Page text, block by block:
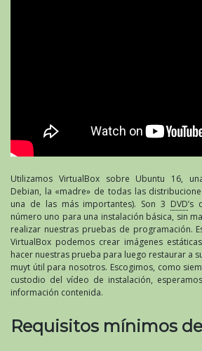
Utilizamos VirtualBox sobre Ubuntu 16,
Debian, la «madre» de todas las
una de las más importantes). Son 3 DVD’s
número uno para una instalación básica, sin
realizar nuestras pruebas de programación.
VirtualBox podemos crear imágenes
hacer nuestras prueba para luego restaurar a
muyt útil para nosotros. Escogimos, como
custodio del vídeo de instalación,
información contenida.
Requisitos mínimos